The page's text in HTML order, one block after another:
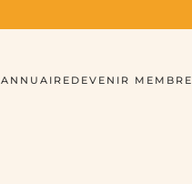
ANNUAIRE DEVENIR MEMBRE